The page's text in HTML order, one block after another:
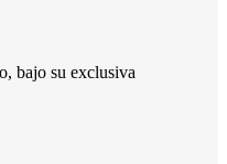
bajo su exclusiva